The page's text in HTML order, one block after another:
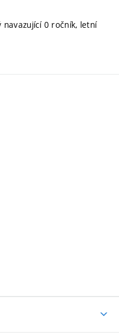
navazující 0 ročník, letní